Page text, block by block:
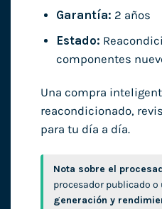
Garantía: 2 años
Estado:
componentes
Una compra
reacondicionado,
para tu día a día.
Nota sobre el
procesador publicado o
generación y